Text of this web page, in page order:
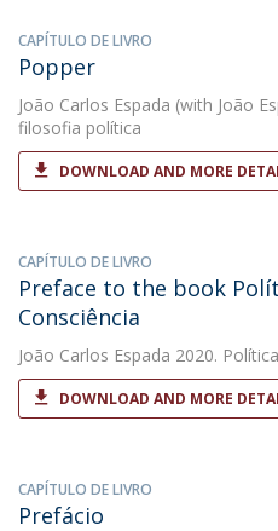
CAPÍTULO DE LIVRO
Popper
João Carlos Espada (with João
filosofia política
DOWNLOAD AND MORE
CAPÍTULO DE LIVRO
Preface to the book
Consciência
João Carlos Espada 2020.
DOWNLOAD AND MORE
CAPÍTULO DE LIVRO
Prefácio